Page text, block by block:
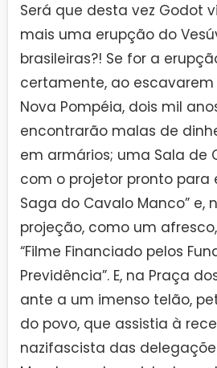
Será que desta vez Godot
mais uma erupção do
brasileiras?! Se for a
certamente, ao escavarem
Nova Pompéia, dois mil
encontrarão malas de
em armários; uma Sala de
com o projetor pronto para
Saga do Cavalo Manco” e,
projeção, como um
“Filme Financiado pelos
Previdência”. E, na Praça
ante a um imenso telão,
do povo, que assistia à
nazifascista das